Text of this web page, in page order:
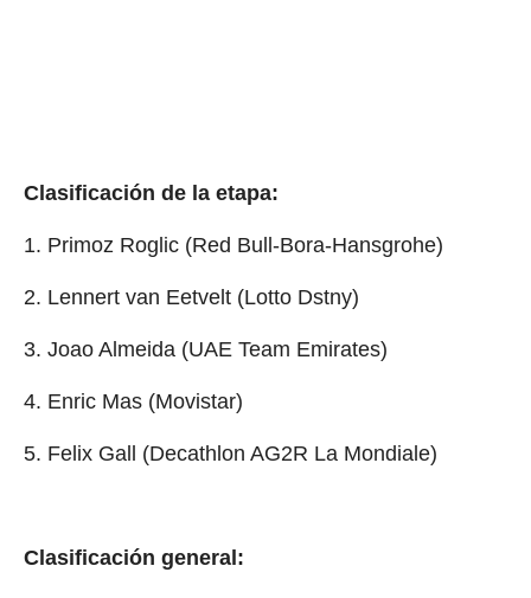
Clasificación de la etapa:
1. Primoz Roglic (Red Bull-Bora-Hansgrohe)
2. Lennert van Eetvelt (Lotto Dstny)
3. Joao Almeida (UAE Team Emirates)
4. Enric Mas (Movistar)
5. Felix Gall (Decathlon AG2R La Mondiale)
Clasificación general: